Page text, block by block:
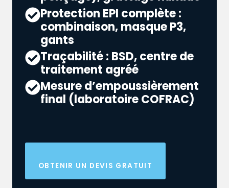
Protection EPI complète :
combinaison, masque P3,
gants
Traçabilité : BSD, centre de
traitement agréé
Mesure d’empoussièrement
final (laboratoire COFRAC)
OBTENIR UN DEVIS GRATUIT